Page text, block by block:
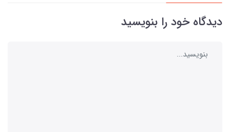
دیدگاه خود را بنویسید